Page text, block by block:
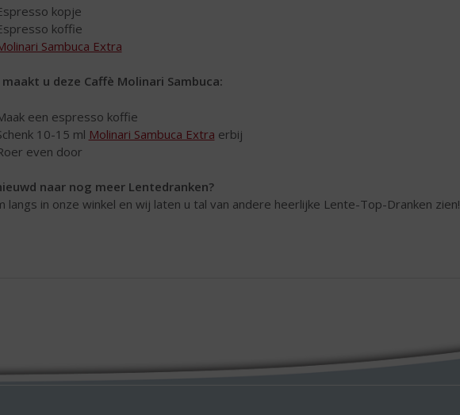
kopje
koffie
Sambuca Extra
u deze Caffè Molinari Sambuca:
een espresso koffie
10-15 ml Molinari Sambuca Extra erbij
even door
naar nog meer Lentedranken?
langs in onze winkel en wij laten u tal van andere heerlijke Lente-Top-Dranken zien!